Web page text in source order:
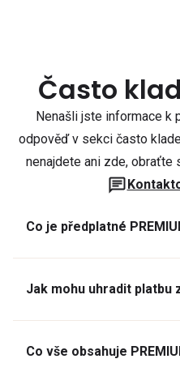
Často
Nenašli jste informace k
odpověď v sekci často
nenajdete ani zde, obraťte
Co je předplatné
Jak mohu uhradit platbu
Co vše obsahuje